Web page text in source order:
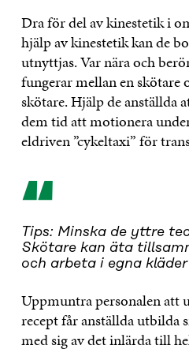
Dra för del av kinestetik i
hjälp av kinestetik kan de
utnyttjas. Var nära och
fungerar mellan en skötare
skötare. Hjälp de anställda
dem tid att motionera
eldriven ”cykeltaxi” för
“
Tips: Minska de yttre
Skötare kan äta
och arbeta i egna
Uppmuntra personalen att
recept får anställda utbilda
med sig av det inlärda till